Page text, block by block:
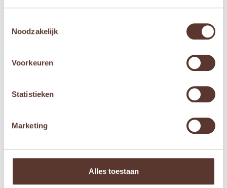
Noodzakelijk
Voorkeuren
Statistieken
Marketing
Alles toestaan
E-mail*
browser voor de volgende keer wanneer ik een
Gerelateerde producten